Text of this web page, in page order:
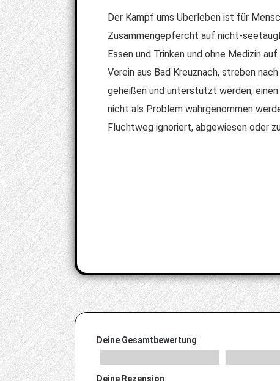
Der Kampf ums Überleben ist für
Zusammengepfercht auf nicht-
Essen und Trinken und ohne Medizin
Verein aus Bad Kreuznach, streben
geheißen und unterstützt werden,
nicht als Problem wahrgenommen
Fluchtweg ignoriert, abgewiesen oder
Deine Gesamtbewertung
Deine Rezension